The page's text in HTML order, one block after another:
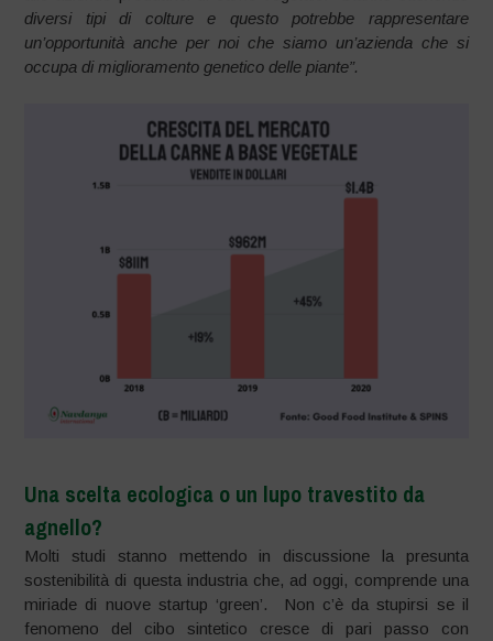
diversi tipi di colture e questo potrebbe rappresentare
un’opportunità anche per noi che siamo un’azienda che si
occupa di miglioramento genetico delle piante”.
Una scelta ecologica o un lupo travestito da
agnello?
Molti studi stanno mettendo in discussione la presunta
sostenibilità di questa industria che, ad oggi, comprende una
miriade di nuove startup ‘green’. Non c’è da stupirsi se il
fenomeno del cibo sintetico cresce di pari passo con